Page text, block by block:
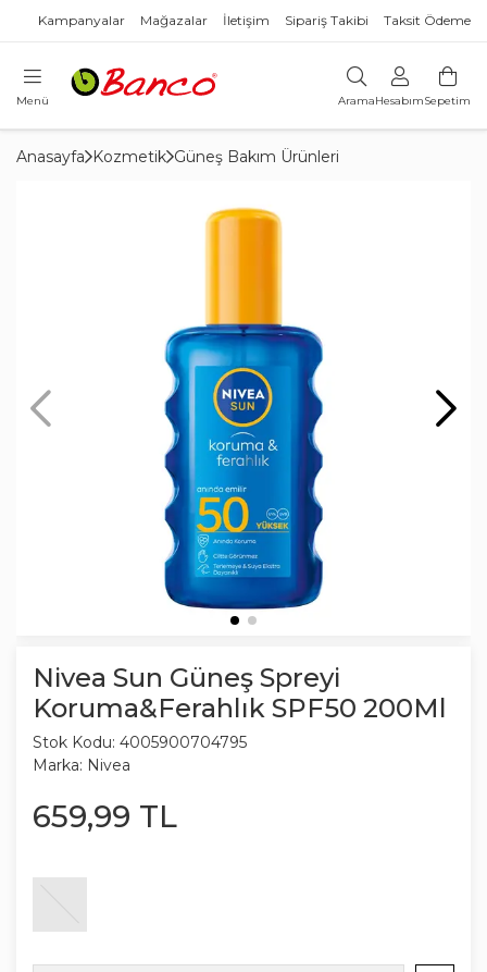
Kampanyalar Mağazalar İletişim Sipariş Takibi Taksit Ödeme
Menü AramaHesabımSepetim
Anasayfa Kozmetik Güneş Bakım Ürünleri
Nivea Sun Güneş Spreyi
Koruma&Ferahlık SPF50 200Ml
Stok Kodu: 4005900704795
Marka: Nivea
659,99 TL